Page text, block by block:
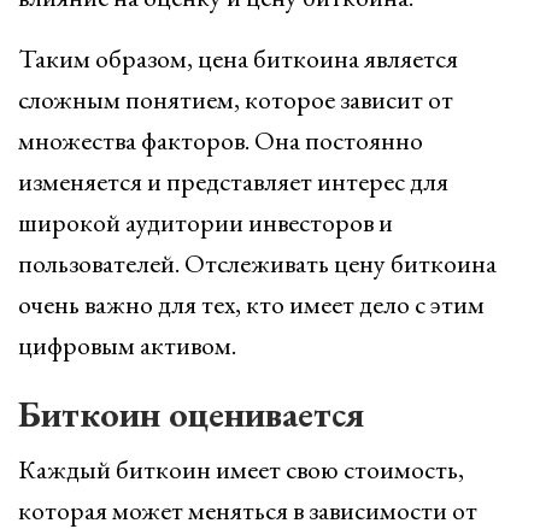
Таким образом, цена биткоина является
сложным понятием, которое зависит от
множества факторов. Она постоянно
изменяется и представляет интерес для
широкой аудитории инвесторов и
пользователей. Отслеживать цену биткоина
очень важно для тех, кто имеет дело с этим
цифровым активом.
Биткоин оценивается
Каждый биткоин имеет свою стоимость,
которая может меняться в зависимости от